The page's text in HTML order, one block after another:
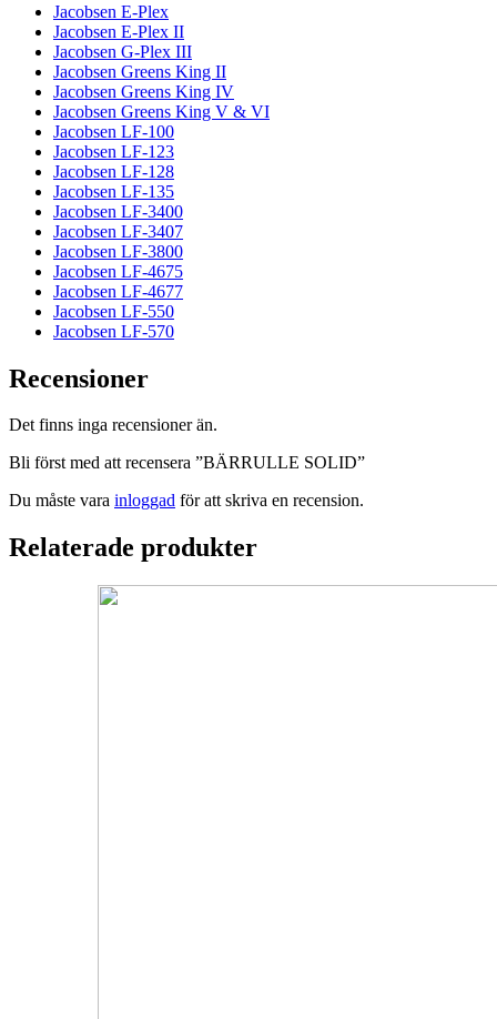
Jacobsen E-Plex
Jacobsen E-Plex II
Jacobsen G-Plex III
Jacobsen Greens King II
Jacobsen Greens King IV
Jacobsen Greens King V & VI
Jacobsen LF-100
Jacobsen LF-123
Jacobsen LF-128
Jacobsen LF-135
Jacobsen LF-3400
Jacobsen LF-3407
Jacobsen LF-3800
Jacobsen LF-4675
Jacobsen LF-4677
Jacobsen LF-550
Jacobsen LF-570
Recensioner
Det finns inga recensioner än.
Bli först med att recensera ”BÄRRULLE SOLID”
Du måste vara inloggad för att skriva en recension.
Relaterade produkter